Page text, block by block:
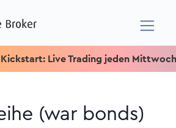
Live Trading jeden Mittwoch um
(war bonds)